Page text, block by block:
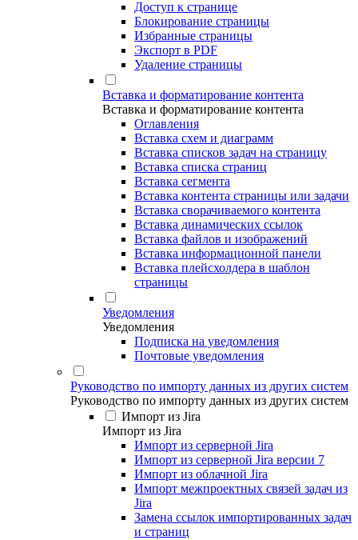
Доступ к странице
Блокирование страницы
Избранные страницы
Экспорт в PDF
Удаление страницы
Вставка и форматирование контента
Вставка и форматирование контента
Оглавления
Вставка схем и диаграмм
Вставка списков задач на страницу
Вставка списка страниц
Вставка сегмента
Вставка контента страницы или задачи
Вставка сворачиваемого контента
Вставка динамических ссылок
Вставка файлов и изображений
Вставка информационной панели
Вставка плейсхолдера в шаблон
страницы
Уведомления
Уведомления
Подписка на уведомления
Почтовые уведомления
Руководство по импорту данных из других систем
Руководство по импорту данных из других систем
Импорт из Jira
Импорт из Jira
Импорт из серверной Jira
Импорт из серверной Jira версии 7
Импорт из облачной Jira
Импорт межпроектных связей задач из
Jira
Замена ссылок импортированных задач
и страниц